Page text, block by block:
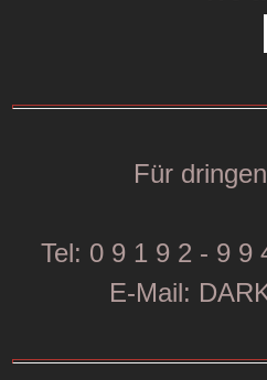
Für
Tel: 0 9 1 9 2 - 9 9
E-Mail: